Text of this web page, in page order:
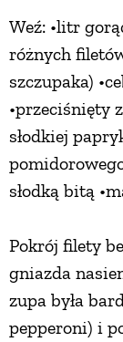
Weź: •litr
różnych
szczupaka)
•przeciśnięty
słodkiej
słodką bitą
Pokrój filety
gniazda
zupa była
pepperoni) i